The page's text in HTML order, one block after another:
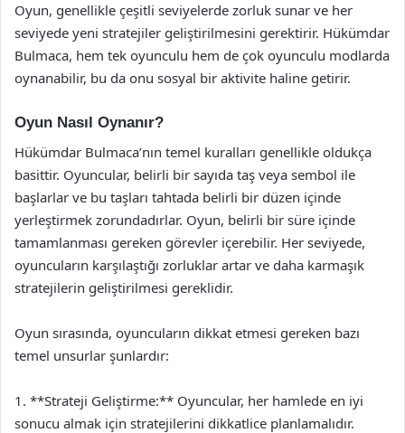
Oyun, genellikle çeşitli seviyelerde zorluk sunar ve her
seviyede yeni stratejiler geliştirilmesini gerektirir. Hükümdar
Bulmaca, hem tek oyunculu hem de çok oyunculu modlarda
oynanabilir, bu da onu sosyal bir aktivite haline getirir.
Oyun Nasıl Oynanır?
Hükümdar Bulmaca’nın temel kuralları genellikle oldukça
basittir. Oyuncular, belirli bir sayıda taş veya sembol ile
başlarlar ve bu taşları tahtada belirli bir düzen içinde
yerleştirmek zorundadırlar. Oyun, belirli bir süre içinde
tamamlanması gereken görevler içerebilir. Her seviyede,
oyuncuların karşılaştığı zorluklar artar ve daha karmaşık
stratejilerin geliştirilmesi gereklidir.
Oyun sırasında, oyuncuların dikkat etmesi gereken bazı
temel unsurlar şunlardır:
1. **Strateji Geliştirme:** Oyuncular, her hamlede en iyi
sonucu almak için stratejilerini dikkatlice planlamalıdır.